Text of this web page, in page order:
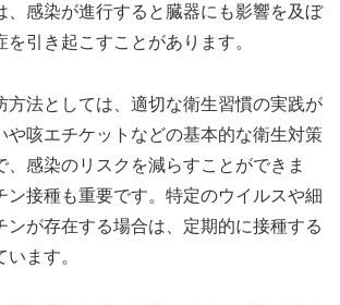
、感染が進行すると臓器にも影響を及ぼ
を引き起こすことがあります。
方法としては、適切な衛生習慣の実践が
や咳エチケットなどの基本的な衛生対策
、感染のリスクを減らすことができま
ン接種も重要です。特定のウイルスや細
ンが存在する場合は、定期的に接種する
ます。